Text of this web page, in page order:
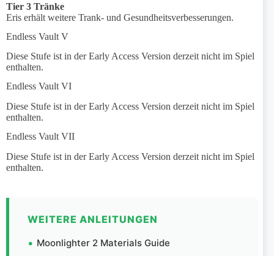
Tier 3 Tränke
Eris erhält weitere Trank- und Gesundheitsverbesserungen.
Endless Vault V
Diese Stufe ist in der Early Access Version derzeit nicht im Spiel
enthalten.
Endless Vault VI
Diese Stufe ist in der Early Access Version derzeit nicht im Spiel
enthalten.
Endless Vault VII
Diese Stufe ist in der Early Access Version derzeit nicht im Spiel
enthalten.
WEITERE ANLEITUNGEN
Moonlighter 2 Materials Guide